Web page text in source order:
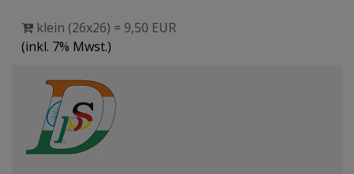
klein (26x26) = 9,50 EUR
(inkl. 7% Mwst.)